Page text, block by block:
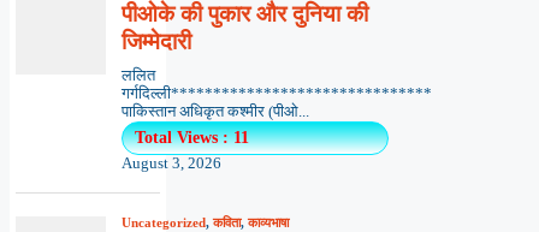
पीओके की पुकार और दुनिया की
जिम्मेदारी
ललित
गर्गदिल्ली*******************************
पाकिस्तान अधिकृत कश्मीर (पीओ...
Total Views : 11
August 3, 2026
Uncategorized,कविता,काव्यभाषा